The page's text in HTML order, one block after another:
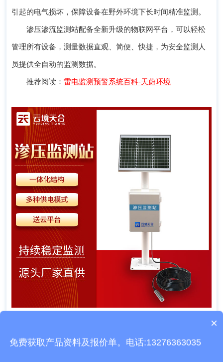
引起的电气损坏，保障设备在野外环境下长时间精准监测。
渗压渗流监测站配备全新升级的物联网平台，可以轻松
管理所有设备，测量数据直观、简便、快捷，为安全监测人
员提供全自动的监测数据。
推荐阅读： 雷电监测预警系统百科-天蔚环境
产品包含安装吗？
质保时间是多久？
×
免费获取产品资料及报价单。电话:13276363035